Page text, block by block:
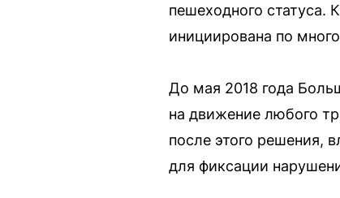
пешеходного статуса.
инициирована по
До мая 2018 года
на движение любого
после этого решения,
для фиксации